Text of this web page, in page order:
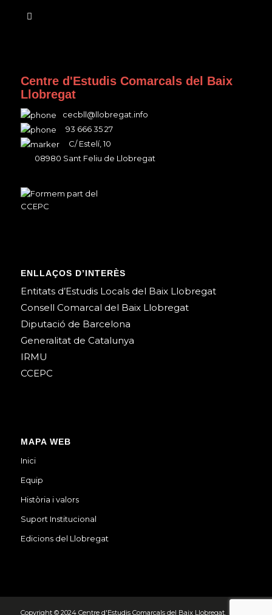
Centre d'Estudis Comarcals del Baix
Llobregat
cecbll@llobregat.info
93 666 35 27
C/ Estelí, 10
08980 Sant Feliu de Llobregat
ENLLAÇOS D’INTERÈS
Entitats d’Estudis Locals del Baix Llobregat
Consell Comarcal del Baix Llobregat
Diputació de Barcelona
Generalitat de Catalunya
IRMU
CCEPC
MAPA WEB
Inici
Equip
Història i valors
Suport Institucional
Edicions del Llobregat
Copyright © 2024 Centre d'Estudis Comarcals del Baix Llobregat.